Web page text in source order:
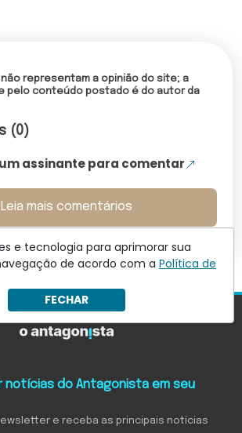
representam a opinião do site; a
pelo conteúdo postado é do autor da
(0)
assinante para comentar
Leia mais comentários
e tecnologia para aprimorar sua
de acordo com a Política de
FECHAR
notícias do Antagonista em seu
e receba as principais notícias